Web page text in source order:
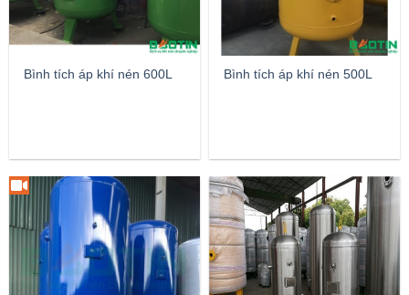
Bình tích áp khí nén 600L Bình tích áp khí nén 500L